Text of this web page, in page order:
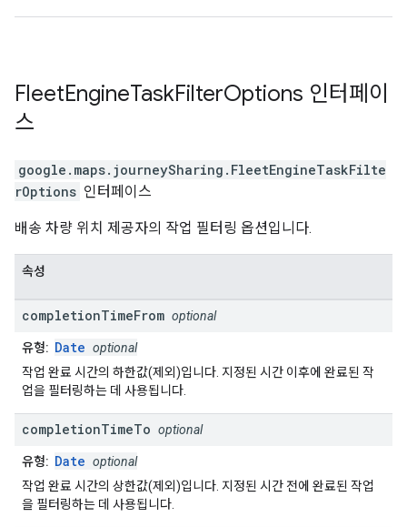
FleetEngineTaskFilterOptions 인터페이
스
google.maps.journeySharing . FleetEngineTaskFilte
rOptions 인터페이스
배송 차량 위치 제공자의 작업 필터링 옵션입니다.
속성
completionTimeFrom optional
유형: Date optional
작업 완료 시간의 하한값(제외)입니다. 지정된 시간 이후에 완료된 작
업을 필터링하는 데 사용됩니다.
completionTimeTo optional
유형: Date optional
작업 완료 시간의 상한값(제외)입니다. 지정된 시간 전에 완료된 작업
을 필터링하는 데 사용됩니다.